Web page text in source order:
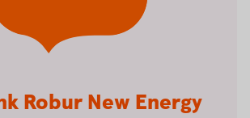
Robur New Energy